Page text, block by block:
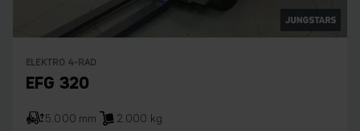
ELEKTRO 4-RAD
EFG 320
5.000 mm
2.000 kg